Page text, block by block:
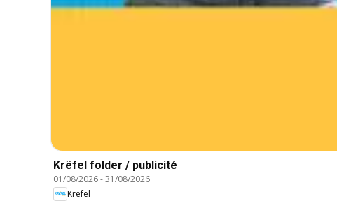
Krëfel folder / publicité
01/08/2026-31/08/2026
Krëfel